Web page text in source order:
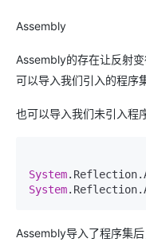
Assembly
Assembly的存在让反射
可以导入我们引入的程序
也可以导入我们未引入程
System
System
Assembly导入了程序集